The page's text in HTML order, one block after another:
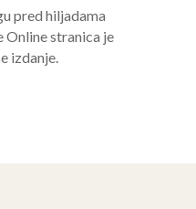
pred hiljadama
Online stranica je
izdanje.